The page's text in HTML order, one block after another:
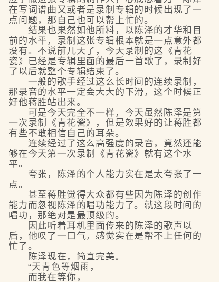
在写词谱曲又或者是录制专辑的时候出现了一
点问题，那自己也可以帮上忙的。
结果也果然如他所料，以陈泽的才华和目
前的水平，录制这张专辑根本就是一点意外都
没有。不说前几天了，今天录制的这《青花
瓷》已经是专辑里面的最后一首歌了，录制好
了以后就整个专辑结束了。
一般的歌手经过这么长时间的连续录制，
那录音的水平一定会大大的下滑，这个时候正
好他蒋胜站出来。
可是今天完全不一样，今天虽然陈泽是第
一次录制《青花瓷》，但是效果好的让蒋胜都
有些不敢相信自己的耳朵。
连续经过了这么高强度的录音，竟然还能
够在今天第一次录制《青花瓷》就有这个水
平。
夸张，陈泽的个人能力实在是太夸张了一
点。
甚至蒋胜觉得大众都有些因为陈泽的创作
能力而忽视陈泽的唱功能力了。就这段时间的
唱功，那绝对是最顶级的。
因此听着耳机里面传来的陈泽的歌声以
后，他叹了一口气，感觉实在是帮不上任何的
忙了。
陈泽现在，简直完美。
“天青色等烟雨，
而我在等你，